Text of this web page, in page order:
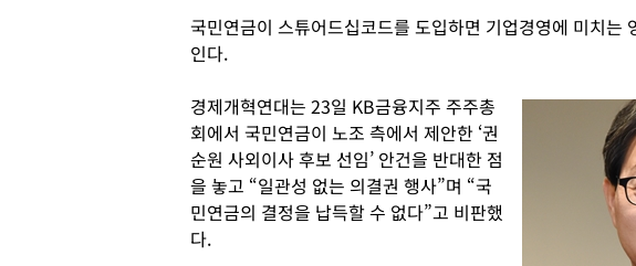
국민연금이 스튜어드십코드를 도입하면 기업경영에 미치는
인다.
경제개혁연대는 23일 KB금융지주 주주총
회에서 국민연금이 노조 측에서 제안한 ‘권
순원 사외이사 후보 선임’ 안건을 반대한 점
을 놓고 “일관성 없는 의결권 행사”며 “국
민연금의 결정을 납득할 수 없다”고 비판했
다.